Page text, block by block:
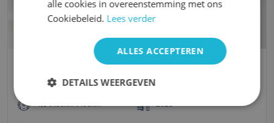
Volkswagen Polo
Benzine Handgeschakeld
4,8 l/100km l/100km 2023
alle cookies in overeenstemming met ons
Cookiebeleid. Lees verder
ALLES ACCEPTEREN
DETAILS WEERGEVEN